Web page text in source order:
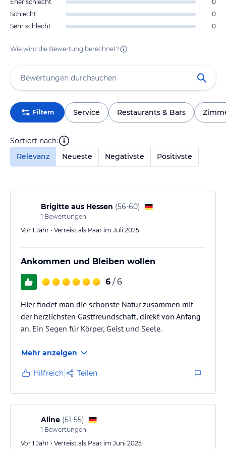
Eher schlecht
0
Schlecht
0
Sehr schlecht
0
Wie wird die Bewertung berechnet?
Filtern Service Restaurants & Bars
Sortiert nach:
Relevanz
Neueste Negativste Positivste
Brigitte aus Hessen (56-60)
1 Bewertungen
Vor 1 Jahr • Verreist als Paar im Juli 2025
Ankommen und Bleiben wollen
6 / 6
Hier findet man die schönste Natur zusammen mit
der herzlichsten Gastfreundschaft, direkt von Anfang
an. Ein Segen für Körper, Geist und Seele.
Mehr anzeigen
Hilfreich Teilen
Aline (51-55)
1 Bewertungen
Vor 1 Jahr • Verreist als Paar im Juni 2025